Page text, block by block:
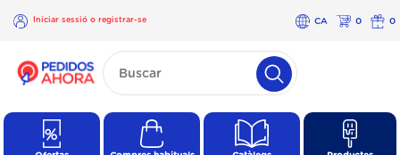
Iniciar sessió o registrar-se CA 0 0
×
Iniciar
registrar-